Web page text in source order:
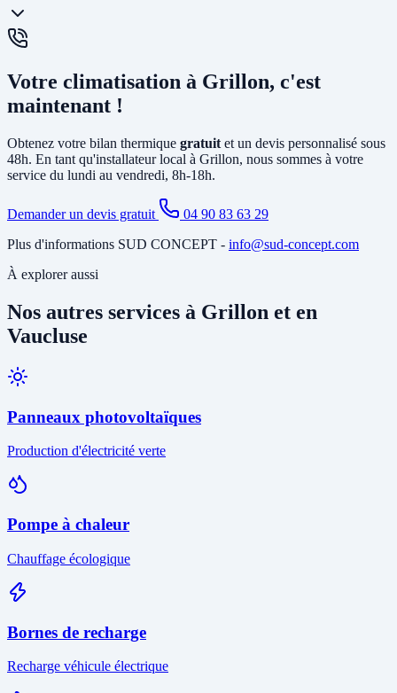
circuit de chauffage (radiateurs ou plancher chauffant) et peut aussi
produire votre eau chaude sanitaire. Elle remplace avantageusement
une chaudière gaz ou fioul et est éligible à MaPrimeRénov'.
Oui, un
proposons descontrats de maintenance
à Grillon incluant le
nettoyage des filtres, la vérification du circuit frigorifique, le contrôle
des performances et la recharge éventuelle du fluide.
Votre climatisation à Grillon, c'est
maintenant !
Obtenez votre bilan thermique gratuit et un devis personnalisé sous
48h. En tant qu'installateur local à Grillon, nous sommes à votre
service du lundi au vendredi, 8h-18h.
Demander un devis gratuit
04 90 83 63 29
Plus d'informations SUD CONCEPT - info@sud-concept.com
À explorer aussi
Nos autres services à Grillon et en
Vaucluse
Panneaux photovoltaïques
Production d'électricité verte
Pompe à chaleur
Chauffage écologique
Bornes de recharge
Recharge véhicule électrique